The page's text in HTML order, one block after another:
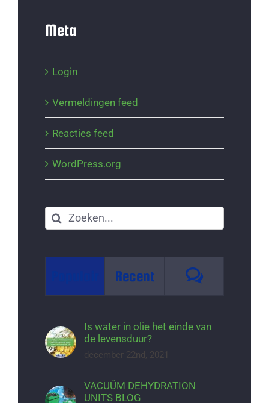
Meta
Login
Vermeldingen feed
Reacties feed
WordPress.org
Zoeken
naar:
Recent Reacties
Is water in olie het einde van
de levensduur?
december 22nd, 2021
VACUÜM DEHYDRATION
UNITS BLOG